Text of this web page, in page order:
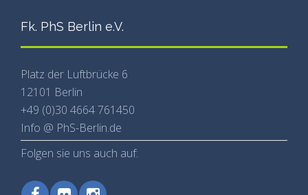
Fk. PhS Berlin e.V.
Platz der Luftbrücke 6
12101 Berlin
+49 (0)30 4664 761450
Info @ PhS-Berlin.de
Folgen sie uns auch auf: